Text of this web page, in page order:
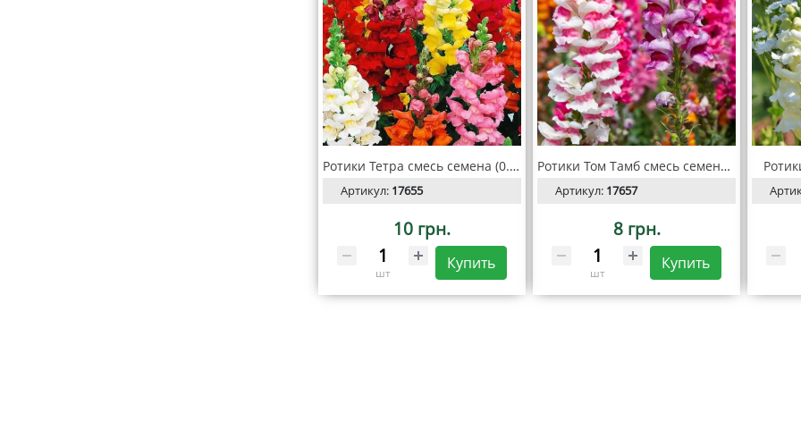
Ротики Тетра смесь семена (0.2гр)
Артикул: 17655
10 грн.
шт
Купить
Ротики Том Тамб смесь семена (0.2гр)
Артикул: 17657
8 грн.
шт
Купить